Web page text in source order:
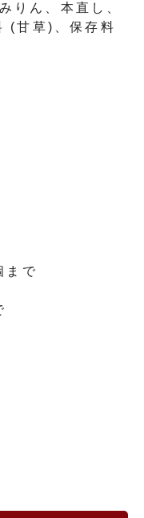
りん、本直し、
(甘草)、保存料
まで